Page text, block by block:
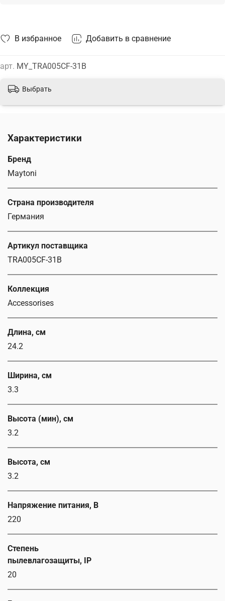
В избранное Добавить в сравнение
арт. MY_TRA005CF-31B
Выбрать
Характеристики
Бренд
Maytoni
Страна производителя
Германия
Артикул поставщика
TRA005CF-31B
Коллекция
Accessorises
Длина, см
24.2
Ширина, см
3.3
Высота (мин), см
3.2
Высота, см
3.2
Напряжение питания, В
220
Степень
пылевлагозащиты, IP
20